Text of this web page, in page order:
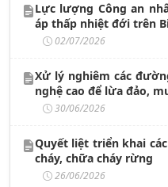
Lực lượng Công an
áp thấp nhiệt đới trên
02/07/2026
Xử lý nghiêm các
nghệ cao để lừa đảo,
30/06/2026
Quyết liệt triển khai
cháy, chữa cháy rừng
26/06/2026